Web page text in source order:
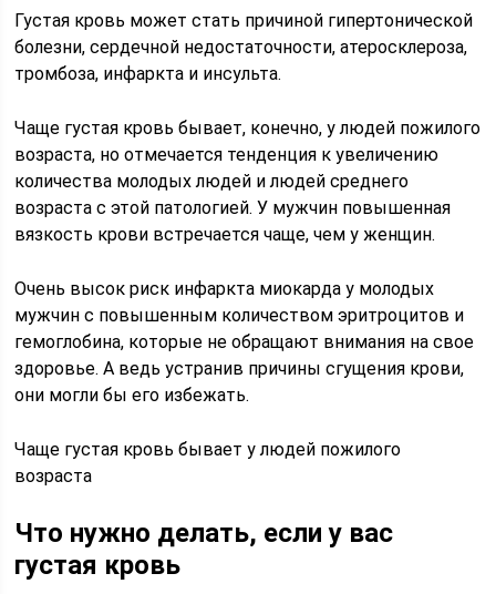
Густая кровь может стать причиной гипертонической
болезни, сердечной недостаточности, атеросклероза,
тромбоза, инфаркта и инсульта.
Чаще густая кровь бывает, конечно, у людей пожилого
возраста, но отмечается тенденция к увеличению
количества молодых людей и людей среднего
возраста с этой патологией. У мужчин повышенная
вязкость крови встречается чаще, чем у женщин.
Очень высок риск инфаркта миокарда у молодых
мужчин с повышенным количеством эритроцитов и
гемоглобина, которые не обращают внимания на свое
здоровье. А ведь устранив причины сгущения крови,
они могли бы его избежать.
Чаще густая кровь бывает у людей пожилого
возраста
Что нужно делать, если у вас
густая кровь